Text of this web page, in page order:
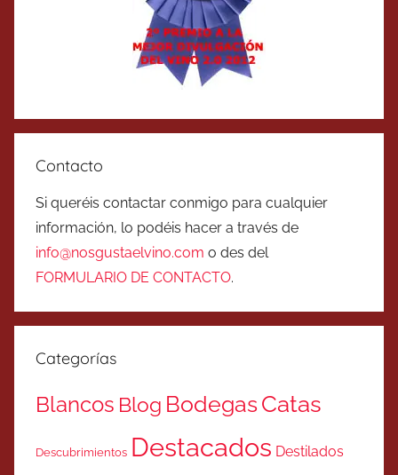
Contacto
Si queréis contactar conmigo para cualquier
información, lo podéis hacer a través de
info@nosgustaelvino.com o des del
FORMULARIO DE CONTACTO.
Categorías
Blancos Blog BodegasCatas
Descubrimientos Destacados Destilados